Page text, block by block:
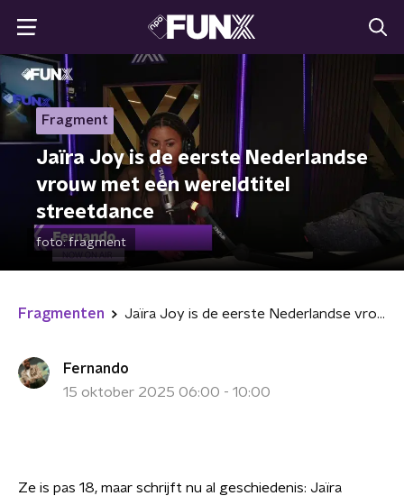
Fragment
Jaïra Joy is de eerste Nederlandse
vrouw met een wereldtitel
streetdance
foto:fragment
Fragmenten Jaïra Joy is de eerste Nederlandse vrouw met een wereldtitel streetdance
Fernando
15 oktober 2025 06:00 - 10:00
Ze is pas 18, maar schrijft nu al geschiedenis: Jaïra